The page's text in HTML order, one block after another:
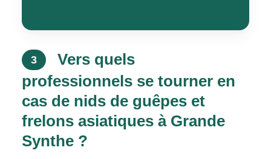
3
Vers quels
professionnels se tourner en
cas de nids de guêpes et
frelons asiatiques à Grande
Synthe ?